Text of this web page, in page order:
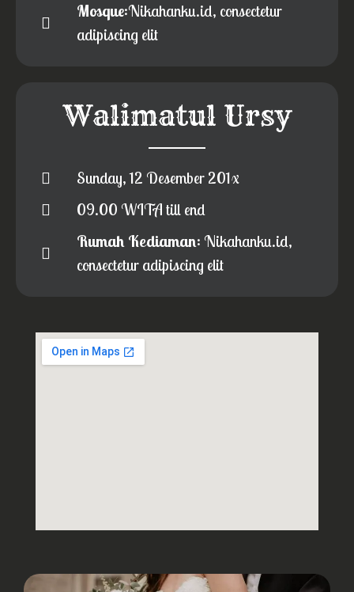
Mosque:Nikahanku.id, consectetur
adipiscing elit
Walimatul Ursy
Sunday, 12 Desember 201x
09.00 WITA till end
Rumah Kediaman: Nikahanku.id,
consectetur adipiscing elit